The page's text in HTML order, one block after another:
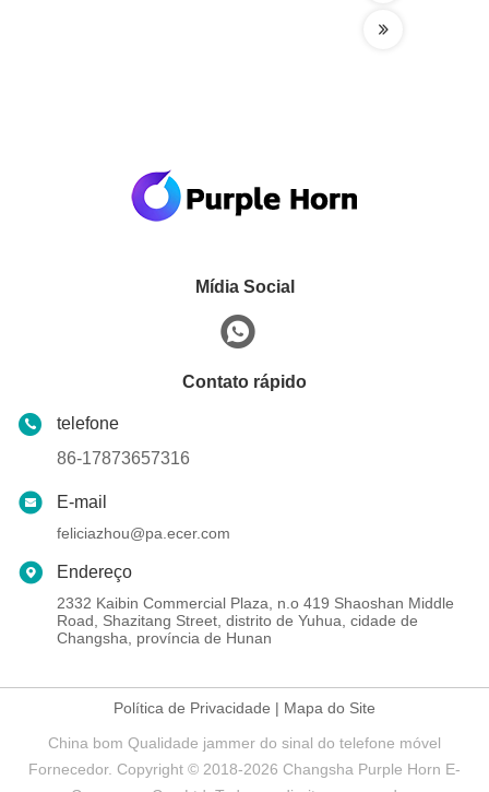
Mídia Social
Contato rápido
telefone
86-17873657316
E-mail
feliciazhou@pa.ecer.com
Endereço
2332 Kaibin Commercial Plaza, n.o 419 Shaoshan Middle
Road, Shazitang Street, distrito de Yuhua, cidade de
Changsha, província de Hunan
Política de Privacidade | Mapa do Site
China bom Qualidade jammer do sinal do telefone móvel
Fornecedor. Copyright © 2018-2026 Changsha Purple Horn E-